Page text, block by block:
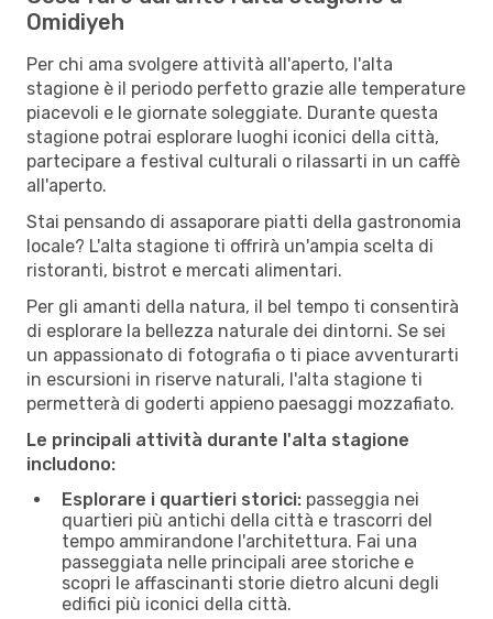
Omidiyeh
Per chi ama svolgere attività all'aperto, l'alta
stagione è il periodo perfetto grazie alle temperature
piacevoli e le giornate soleggiate. Durante questa
stagione potrai esplorare luoghi iconici della città,
partecipare a festival culturali o rilassarti in un caffè
all'aperto.
Stai pensando di assaporare piatti della gastronomia
locale? L'alta stagione ti offrirà un'ampia scelta di
ristoranti, bistrot e mercati alimentari.
Per gli amanti della natura, il bel tempo ti consentirà
di esplorare la bellezza naturale dei dintorni. Se sei
un appassionato di fotografia o ti piace avventurarti
in escursioni in riserve naturali, l'alta stagione ti
permetterà di goderti appieno paesaggi mozzafiato.
Le principali attività durante l'alta stagione
includono:
Esplorare i quartieri storici: passeggia nei
quartieri più antichi della città e trascorri del
tempo ammirandone l'architettura. Fai una
passeggiata nelle principali aree storiche e
scopri le affascinanti storie dietro alcuni degli
edifici più iconici della città.